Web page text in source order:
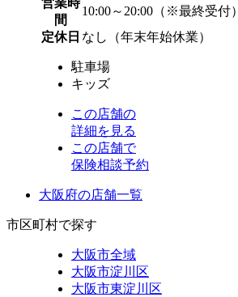
営業時
間
10:00～20:00（※最終受付）
定休日 なし（年末年始休業）
駐車場
キッズ
この店舗の
詳細を見る
この店舗で
保険相談予約
大阪府の店舗一覧
市区町村で探す
大阪市全域
大阪市淀川区
大阪市東淀川区